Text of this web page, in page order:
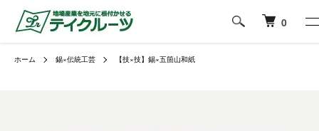
0
ホーム 錫×伝統工芸 【技×技】錫×五箇山和紙